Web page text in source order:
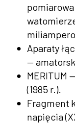
Aparaty
—
MERITUM
(1985 r.).
Fragment
napięcia